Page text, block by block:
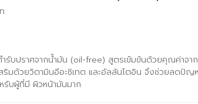
รับปราศจากน้ำมัน (oil-free) สูตรเข้มข้นด้วยคุณค่าจา
สริมด้วยวิตามินอีอะซิเทต และอัลลันโตอิน จึงช่วยลดปัญห
รับผู้ที่มี ผิวหน้ามันมาก